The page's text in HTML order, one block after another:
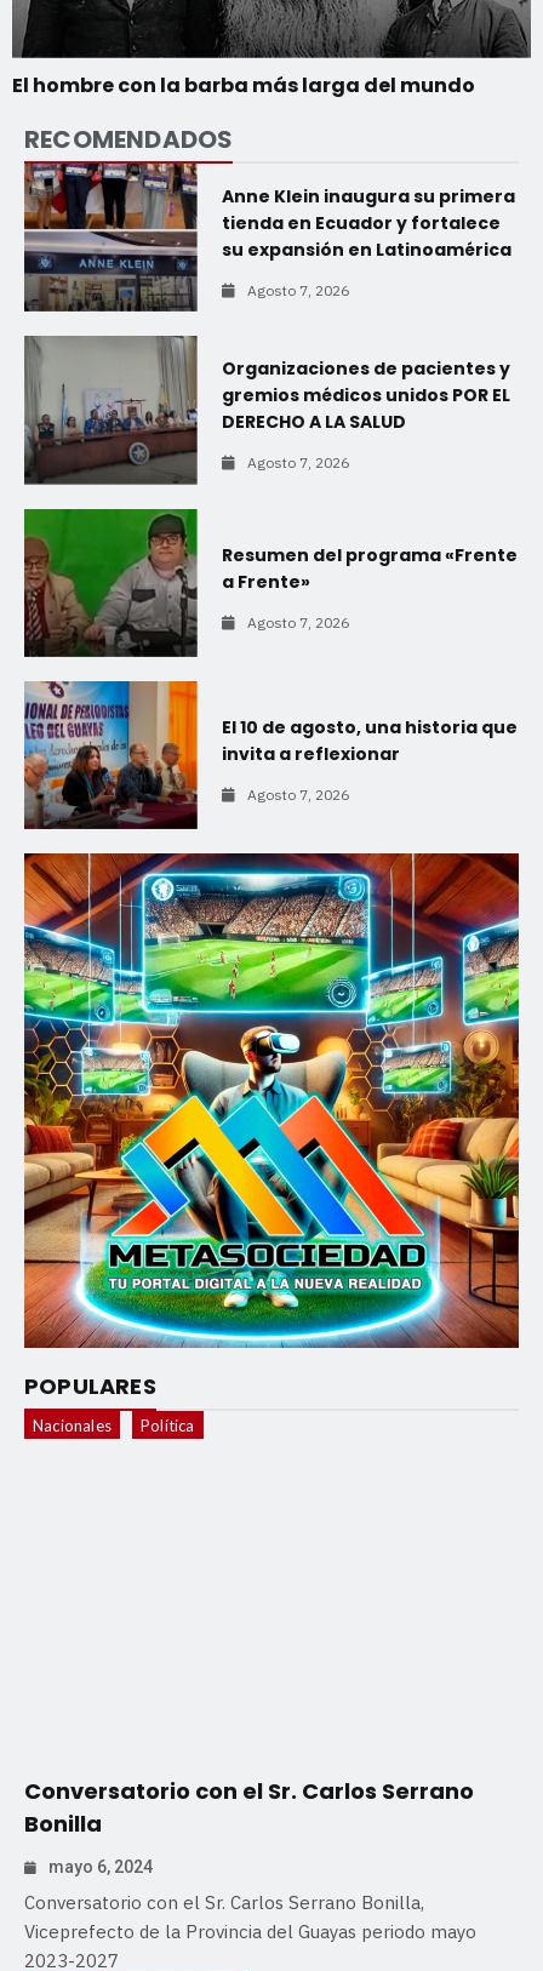
El hombre con la barba más larga del mundo
RECOMENDADOS
Anne Klein inaugura su primera
tienda en Ecuador y fortalece
su expansión en Latinoamérica
Agosto 7, 2026
Organizaciones de pacientes y
gremios médicos unidos POR EL
DERECHO A LA SALUD
Agosto 7, 2026
Resumen del programa «Frente
a Frente»
Agosto 7, 2026
El 10 de agosto, una historia que
invita a reflexionar
Agosto 7, 2026
POPULARES
Nacionales Política
Conversatorio con el Sr. Carlos Serrano
Bonilla
mayo 6, 2024
Conversatorio con el Sr. Carlos Serrano Bonilla,
Viceprefecto de la Provincia del Guayas periodo mayo
2023-2027